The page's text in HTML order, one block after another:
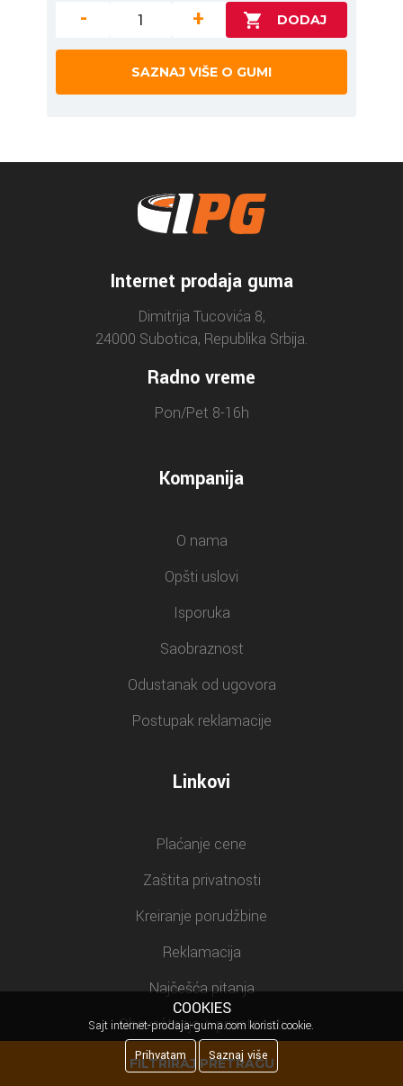
FILTRIRAJ PRETRAGU
- +
SAZNAJ VIŠE O GUMI
Internet prodaja guma
Dimitrija Tucovića 8,
24000 Subotica, Republika Srbija.
Radno vreme
Pon/Pet 8-16h
Kompanija
O nama
Opšti uslovi
Isporuka
Saobraznost
Odustanak od ugovora
Postupak reklamacije
Linkovi
Plaćanje cene
Zaštita privatnosti
Kreiranje porudžbine
Reklamacija
Najčešća pitanja
Obaveštenje o privatnosti
COOKIES
Sajt internet-prodaja-guma.com koristi cookie.
Prihvatam
Saznaj više